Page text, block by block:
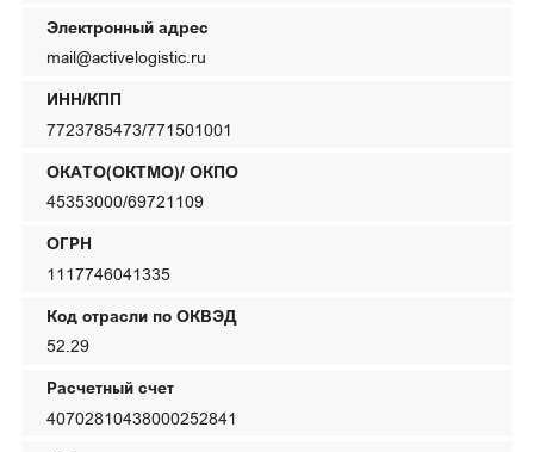
Электронный адрес
mail@activelogistic.ru
ИНН/КПП
7723785473/771501001
ОКАТО(ОКТМО)/ ОКПО
45353000/69721109
ОГРН
1117746041335
Код отрасли по ОКВЭД
52.29
Расчетный счет
40702810438000252841